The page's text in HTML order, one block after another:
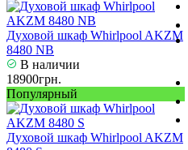
Духовой шкаф Whirlpool AKZM
8480 NB
В наличии
18900грн.
Популярный
Духовой шкаф Whirlpool AKZM